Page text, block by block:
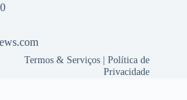
Termos & Serviços |Política de
Privacidade